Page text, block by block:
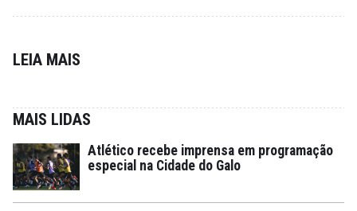
LEIA MAIS
MAIS LIDAS
Atlético recebe imprensa em programação
especial na Cidade do Galo